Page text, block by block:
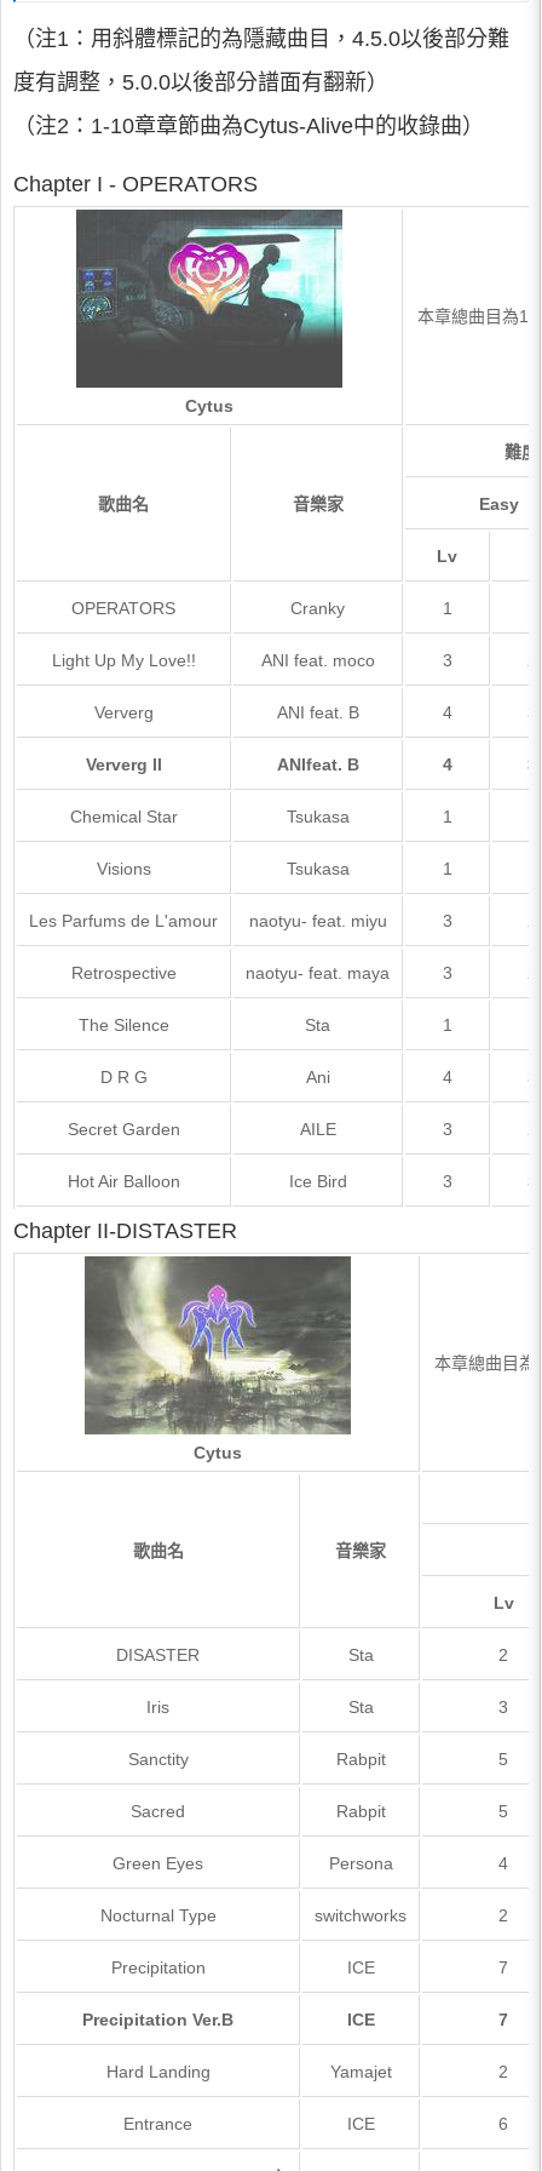
（注1：用斜體標記的為隱藏曲目，4.5.0以後部分難
度有調整，5.0.0以後部分譜面有翻新）
（注2：1-10章章節曲為Cytus-Alive中的收錄曲）
Chapter I - OPERATORS
Cytus
本章總曲目為
歌曲名 音樂家
難
Easy
Lv
OPERATORS Cranky 1
Light Up My Love!! ANI feat. moco 3
Ververg ANI feat. B 4
Ververg II ANIfeat. B 4
Chemical Star Tsukasa 1
Visions Tsukasa 1
Les Parfums de L'amour naotyu- feat. miyu 3
Retrospective naotyu- feat. maya 3
The Silence Sta 1
D R G Ani 4
Secret Garden AILE 3
Hot Air Balloon Ice Bird 3
Chapter II-DISTASTER
Cytus
本章總曲目
歌曲名 音樂家
Lv
DISASTER Sta 2
Iris Sta 3
Sanctity Rabpit 5
Sacred Rabpit 5
Green Eyes Persona 4
Nocturnal Type switchworks 2
Precipitation ICE 7
Precipitation Ver.B ICE 7
Hard Landing Yamajet 2
Entrance ICE 6